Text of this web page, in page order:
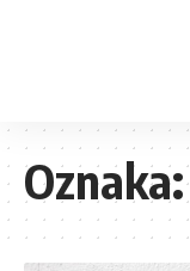
Oznaka: